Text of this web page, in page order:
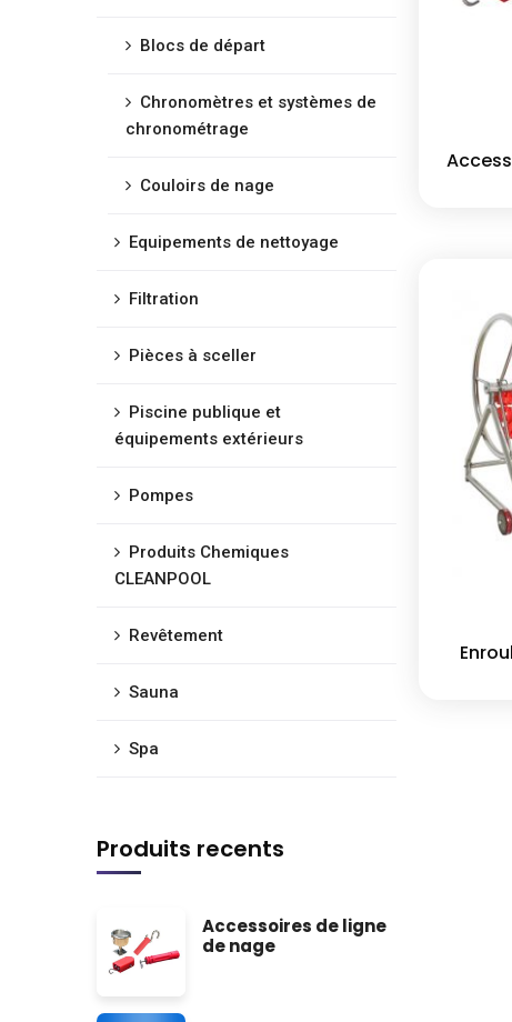
Blocs de départ
Chronomètres et systèmes de
chronométrage
Couloirs de nage
Equipements de nettoyage
Filtration
Pièces à sceller
Piscine publique et
équipements extérieurs
Pompes
Produits Chemiques
CLEANPOOL
Revêtement
Sauna
Spa
Produits recents
Accessoires de ligne
de nage